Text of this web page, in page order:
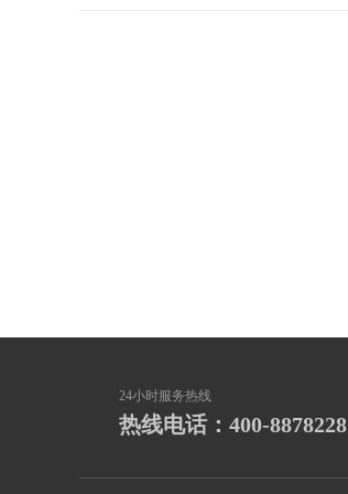
24小时服务热线
热线电话：400-8878228